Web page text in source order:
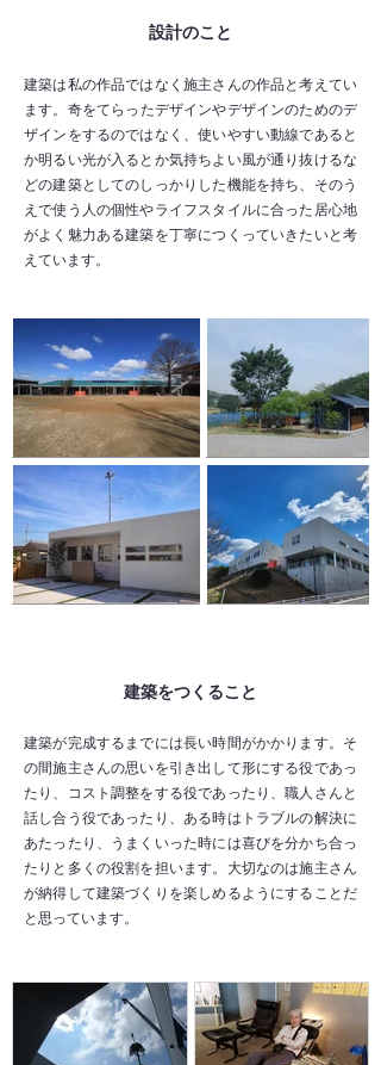
設計のこと
建築は私の作品ではなく施主さんの作品と考えてい
ます。​奇をてらったデザインやデザインのためのデ
ザインをするのではなく、使いやすい動線であると
か明るい光が入るとか気持ちよい風が通り抜けるな
どの建築としてのしっかりした機能を持ち、そのう
えで使う人の個性やライフスタイルに合った居心地
がよく魅力ある建築を丁寧につくっていきたいと考
えています。​​
建築をつくること
建築が完成するまでには長い時間がかかります。 そ
の間施主さんの思いを引き出して形にする役であっ
たり、コスト調整をする役であったり、職人さんと
話し合う役であったり、ある時はトラブルの解決に
あたったり、うまくいった時には喜びを分かち合っ
たりと多くの役割を担います。大切なのは施主さん
が納得して建築づくりを楽しめるようにすることだ
と思っています。